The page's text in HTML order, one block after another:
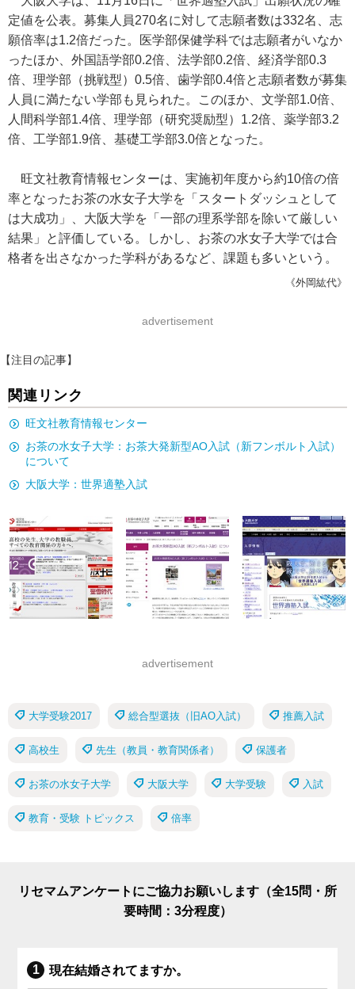
定値を公表。募集人員270名に対して志願者数は332名、志
願倍率は1.2倍だった。医学部保健学科では志願者がいなか
ったほか、外国語学部0.2倍、法学部0.2倍、経済学部0.3
倍、理学部（挑戦型）0.5倍、歯学部0.4倍と志願者数が募集
人員に満たない学部も見られた。このほか、文学部1.0倍、
人間科学部1.4倍、理学部（研究奨励型）1.2倍、薬学部3.2
倍、工学部1.9倍、基礎工学部3.0倍となった。
旺文社教育情報センターは、実施初年度から約10倍の倍
率となったお茶の水女子大学を「スタートダッシュとして
は大成功」、大阪大学を「一部の理系学部を除いて厳しい
結果」と評価している。しかし、お茶の水女子大学では合
格者を出さなかった学科があるなど、課題も多いという。
《外岡紘代》
advertisement
【注目の記事】
関連リンク
旺文社教育情報センター
お茶の水女子大学：お茶大発新型AO入試（新フンボルト入試）
について
大阪大学：世界適塾入試
advertisement
大学受験2017 総合型選抜（旧AO入試） 推薦入試
高校生 先生（教員・教育関係者） 保護者
お茶の水女子大学 大阪大学 大学受験 入試
教育・受験 トピックス 倍率
リセマムアンケートにご協力お願いします（全15問・所
要時間：3分程度）
現在結婚されてますか。